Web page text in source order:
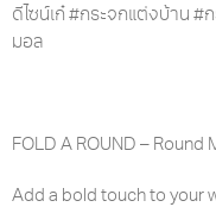
ดีไซน์เก๋ #กระจกแต่งบ้าน #
มอล
FOLD A ROUND –
Add a bold touch to your